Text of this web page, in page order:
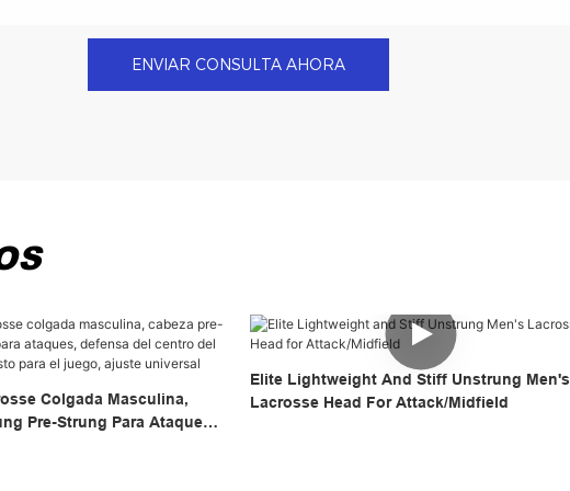
ENVIAR CONSULTA AHORA
Colgada Masculina,
Pre-Strung Para Ataques,
Elite Lightweight And Stiff Unstrung Men's
Lacrosse Head For Attack/Midfield